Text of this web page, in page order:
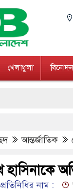
খেলাধুলা বিনোদন
আন্তর্জাতিক
হাসিনাকে
প্রতিনিধির নাম :